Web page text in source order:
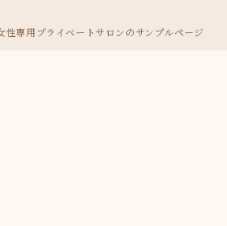
専用プライベートサロンのサンプルページ